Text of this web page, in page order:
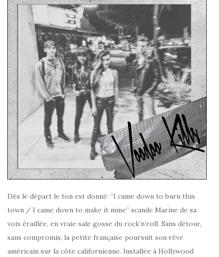
Dès le départ le ton est donné: “I came down to burn this
town / I came down to make it mine” scande Marine de sa
voix éraillée, en vraie sale gosse du rock’n’roll. Sans détour,
sans compromis, la petite française poursuit son rêve
américain sur la côte californienne. Installée à Hollywood